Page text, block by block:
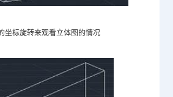
坐标旋转来观看立体图的情况